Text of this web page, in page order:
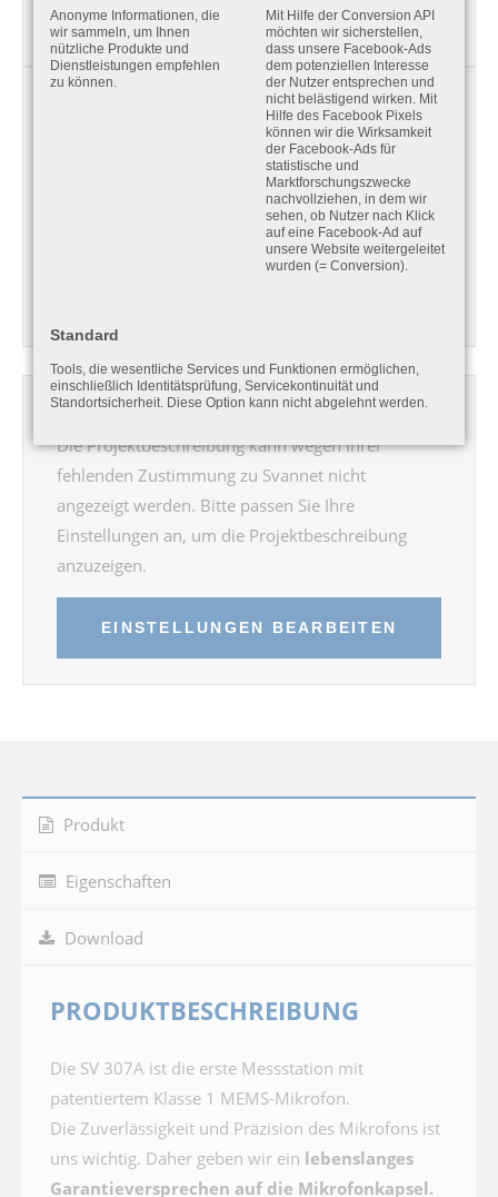
EINSTELLUNGEN BEARBEITEN
Das Video kann aufgrund Ihrer fehlenden
Zustimmung zu YouTube Videos nicht angezeigt
werden. Bitte passen Sie Ihre Einstellungen an,
Die Projektbeschreibung kann wegen Ihrer
fehlenden Zustimmung zu Svannet nicht
angezeigt werden. Bitte passen Sie Ihre
Einstellungen an, um die Projektbeschreibung
anzuzeigen.
EINSTELLUNGEN BEARBEITEN
Produkt
Eigenschaften
Download
PRODUKTBESCHREIBUNG
Die SV 307A ist die erste Messstation mit
patentiertem Klasse 1 MEMS-Mikrofon.
Die Zuverlässigkeit und Präzision des Mikrofons ist
uns wichtig. Daher geben wir ein lebenslanges
Garantieversprechen auf die Mikrofonkapsel.
Anonyme Informationen, die
wir sammeln, um Ihnen
nützliche Produkte und
Dienstleistungen empfehlen
zu können.
Mit Hilfe der Conversion API
möchten wir sicherstellen,
dass unsere Facebook-Ads
dem potenziellen Interesse
der Nutzer entsprechen und
nicht belästigend wirken. Mit
Hilfe des Facebook Pixels
können wir die Wirksamkeit
der Facebook-Ads für
statistische und
Marktforschungszwecke
nachvollziehen, in dem wir
sehen, ob Nutzer nach Klick
auf eine Facebook-Ad auf
unsere Website weitergeleitet
wurden (= Conversion).
Standard
Tools, die wesentliche Services und Funktionen ermöglichen,
einschließlich Identitätsprüfung, Servicekontinuität und
Standortsicherheit. Diese Option kann nicht abgelehnt werden.